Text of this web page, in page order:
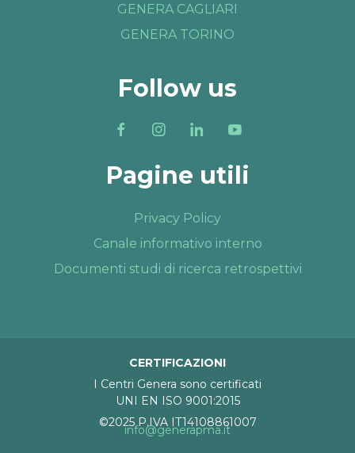
GENERA CAGLIARI
GENERA TORINO
Follow us
Pagine utili
Privacy Policy
Canale informativo interno
Documenti studi di ricerca retrospettivi
CERTIFICAZIONI
I Centri Genera sono certificati
UNI EN ISO 9001:2015
©2025 P.IVA IT14108861007
info@generapma.it